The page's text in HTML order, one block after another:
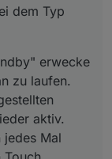
dem Typ
erwecke
zu laufen.
aktiv.
jedes Mal